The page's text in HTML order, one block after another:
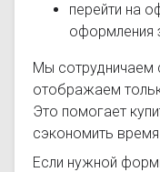
перейти на
оформления
Мы сотрудничаем
отображаем
Это помогает
сэкономить
Если нужной